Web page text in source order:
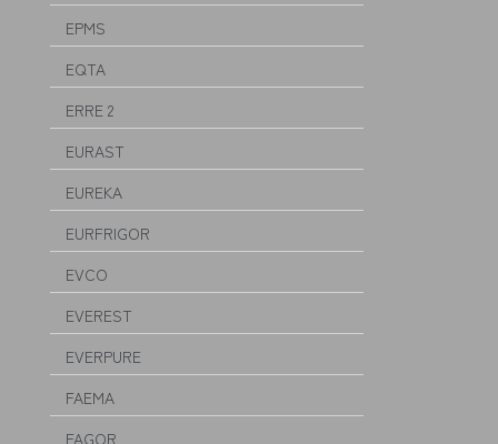
EPMS
EQTA
ERRE 2
EURAST
EUREKA
EURFRIGOR
EVCO
EVEREST
EVERPURE
FAEMA
FAGOR